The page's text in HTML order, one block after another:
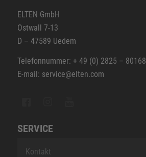
ELTEN GmbH
Ostwall 7-13
D – 47589 Uedem
Telefonnummer: + 49 (0) 2825 – 80168
E-mail: service@elten.com
SERVICE
Kontakt